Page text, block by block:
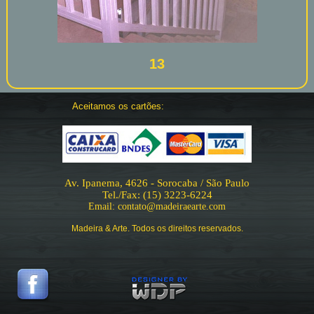
13
Aceitamos os cartões:
Av. Ipanema, 4626 - Sorocaba / São Paulo
Tel./Fax: (15) 3223-6224
Email: contato@madeiraearte.com
Madeira & Arte. Todos os direitos reservados.